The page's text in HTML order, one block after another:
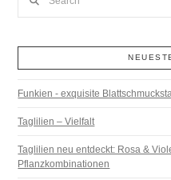
Funkien - exquisite
Taglilien – Vielfalt
Taglilien neu entdeckt: Rosa &
Pflanzkombinationen